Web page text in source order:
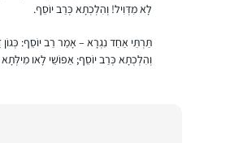
לָא מִדְּוִיל! וְהִלְכְתָא כְּרַב יוֹסֵף.
תַּרְתֵּי אַחַד נִגְרָא – אָמַר רַב יוֹסֵף:
וְהִלְכְתָא כְּרַב יוֹסֵף; אַפּוֹשֵׁי לָאו מִילְּתָא